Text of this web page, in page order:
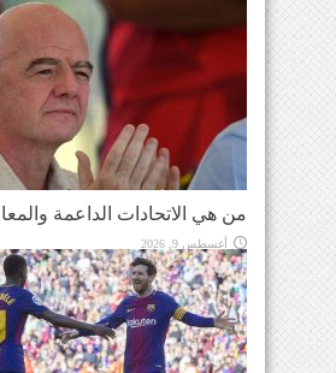
من هي الاتحادات الداعمة
أغسطس 9, 2026